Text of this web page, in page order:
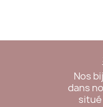
Nos
dans
situé